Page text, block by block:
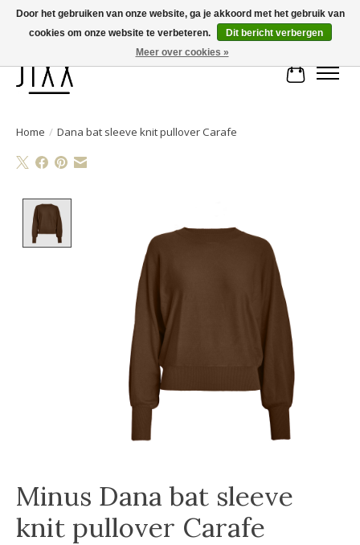
Voor 14.00 uur besteld, vandaag verstuurd | Gratis verzending vanaf € 75
Home / Dana bat sleeve knit pullover Carafe
Minus Dana bat sleeve
knit pullover Carafe
Door het gebruiken van onze website, ga je akkoord met het gebruik van
cookies om onze website te verbeteren.
Dit bericht verbergen
Meer over cookies »